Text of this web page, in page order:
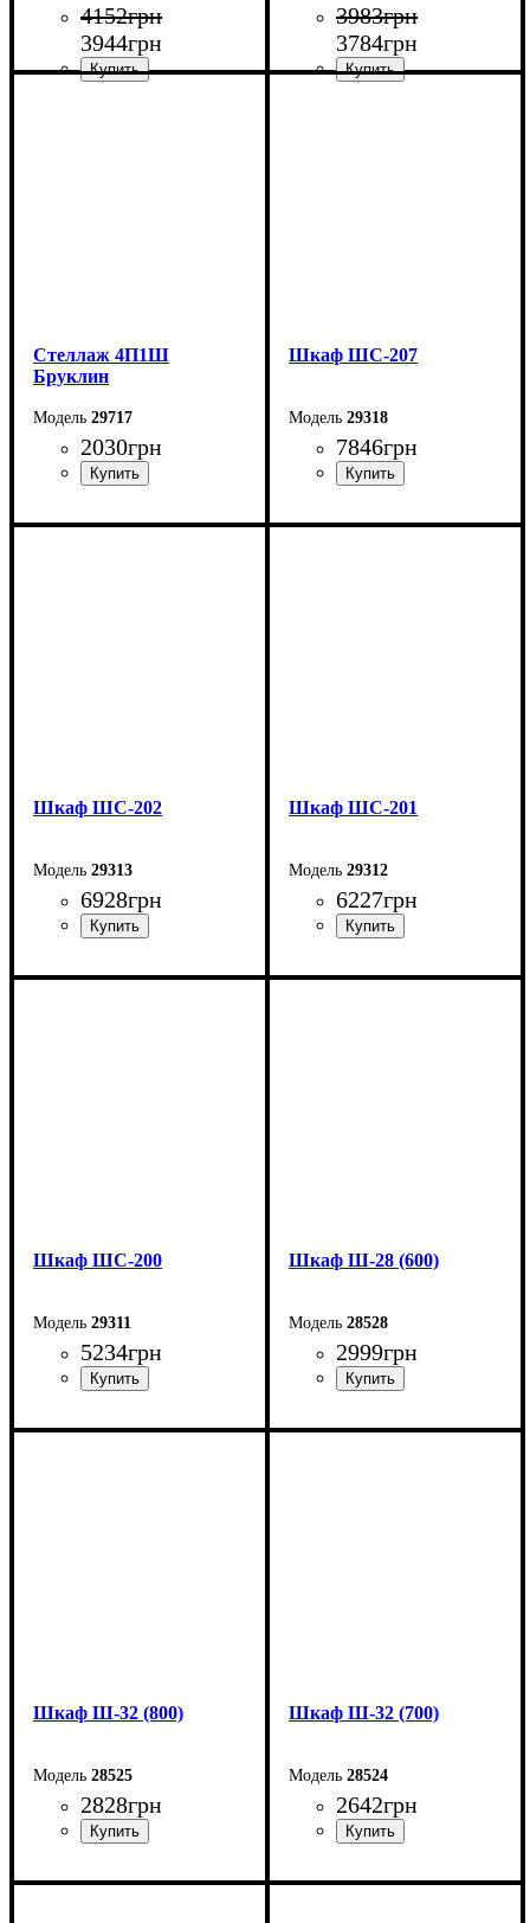
4152грн
3944грн
3983грн
3784грн
Стеллаж 4П1Ш
Бруклин
29717
2030грн
Ширина: 60,4 см
Шкаф ШС-207
29318
7846грн
Ширина: 80 см
Шкаф ШС-202
29313
6928грн
Ширина: 80 см
Шкаф ШС-201
29312
6227грн
Ширина: 50 см
Шкаф ШС-200
29311
5234грн
Ширина: 50 см
Шкаф Ш-28 (600)
28528
2999грн
Ширина: 60 см
Шкаф Ш-32 (800)
28525
2828грн
Ширина: 80 см
Шкаф Ш-32 (700)
28524
2642грн
Ширина: 70 см